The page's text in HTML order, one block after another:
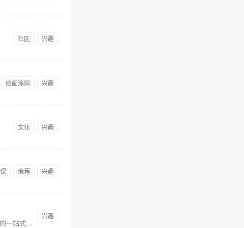
社区 兴趣
绘画涂鸦 兴趣
文化 兴趣
编程 兴趣
阿里云认证中心依托阿里云领先的技术能力，为开发者提供集课程学习、实操训练、考试认证、技术交流为一体的一站式在线学习平台，并为政府、企业、高校提供全面的数字化人才培养服务。
兴趣